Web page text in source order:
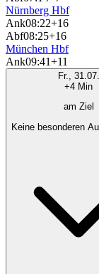
Nürnberg Hbf
Ank08:22+16
Abf08:25+16
München Hbf
Ank09:41+11
Fr., 31.07.
+4 Min
am Ziel
Keine besonderen